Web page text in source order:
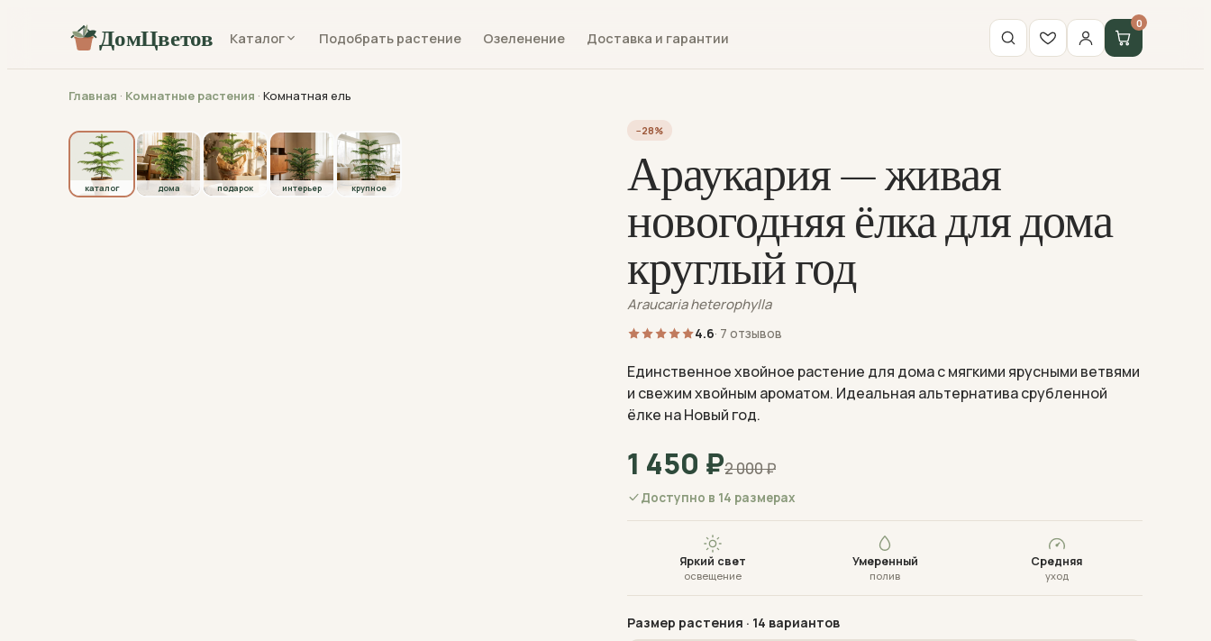
ДомЦветов Каталог Подобрать растение Озеленение Доставка и гарантии
0
Главная · Комнатные растения · Комнатная ель
каталог
каталог дома подарок интерьер крупное
−28%
Араукария — живая
новогодняя ёлка для дома
круглый год
Araucaria heterophylla
4.6· 7 отзывов
Единственное хвойное растение для дома с мягкими ярусными ветвями
и свежим хвойным ароматом. Идеальная альтернатива срубленной
ёлке на Новый год.
1 450 ₽2 000₽
Доступно в 14 размерах
Яркий свет
освещение
Умеренный
полив
Средняя
уход
Размер растения · 14 вариантов